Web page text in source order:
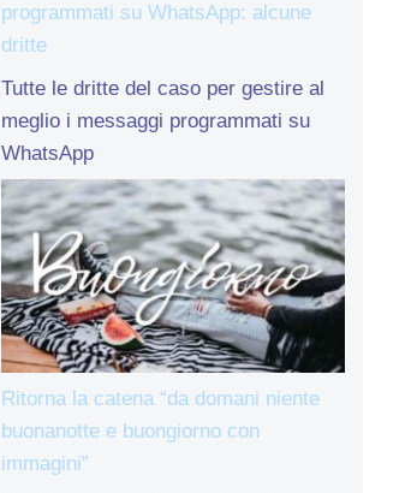
programmati su WhatsApp: alcune
dritte
Tutte le dritte del caso per gestire al
meglio i messaggi programmati su
WhatsApp
Ritorna la catena “da domani niente
buonanotte e buongiorno con
immagini”